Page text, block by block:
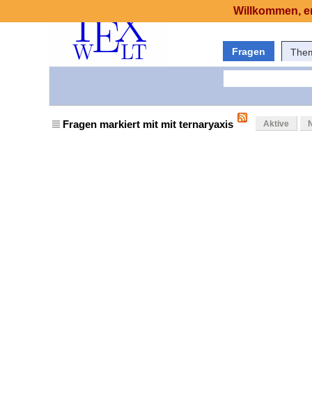
Fragen
Fragen markiert mit mit ternaryaxis Aktive
Willkommen,